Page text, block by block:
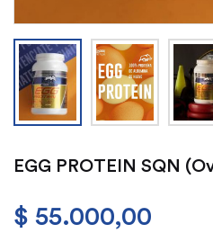
EGG PROTEIN SQN
$ 55.000,00